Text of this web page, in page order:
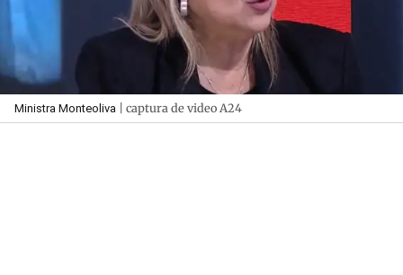
Ministra Monteoliva | captura de video A24